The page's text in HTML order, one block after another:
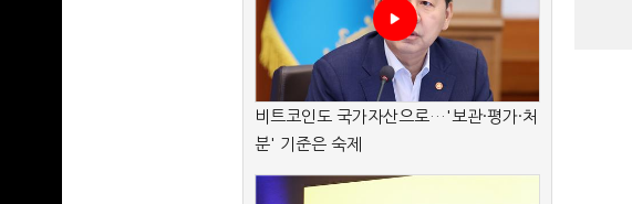
비트코인도 국가자산으로…'보관·평가·처
분' 기준은 숙제